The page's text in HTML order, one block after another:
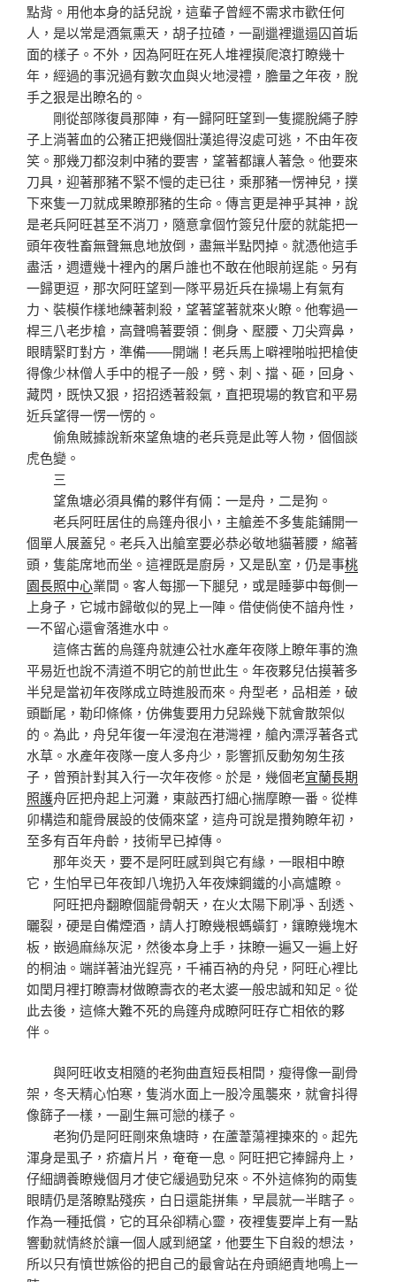
點背。用他本身的話兒說，這輩子曾經不需求市歡任何
人，是以常是酒氣熏天，胡子拉碴，一副邋裡邋遢囚首垢
面的樣子。不外，因為阿旺在死人堆裡摸爬滾打瞭幾十
年，經過的事況過有數次血與火地浸禮，膽量之年夜，脫
手之狠是出瞭名的。
剛從部隊復員那陣，有一歸阿旺望到一隻擺脫繩子脖
子上淌著血的公豬正把幾個壯漢追得沒處可逃，不由年夜
笑。那幾刀都沒刺中豬的要害，望著都讓人著急。他要來
刀具，迎著那豬不緊不慢的走已往，乘那豬一愣神兒，撲
下來隻一刀就成果瞭那豬的生命。傳言更是神乎其神，說
是老兵阿旺甚至不消刀，隨意拿個竹簽兒什麼的就能把一
頭年夜牲畜無聲無息地放倒，盡無半點閃掉。就憑他這手
盡活，週遭幾十裡內的屠戶誰也不敢在他眼前逞能。另有
一歸更逗，那次阿旺望到一隊平易近兵在操場上有氣有
力、裝模作樣地練著刺殺，望著望著就來火瞭。他奪過一
桿三八老步槍，高聲鳴著要領：側身、壓腰、刀尖齊鼻，
眼睛緊盯對方，準備——開端！老兵馬上噼裡啪啦把槍使
得像少林僧人手中的棍子一般，劈、刺、擋、砸，回身、
藏閃，既快又狠，招招透著殺氣，直把現場的教官和平易
近兵望得一愣一愣的。
偷魚賊據說新來望魚塘的老兵竟是此等人物，個個談
虎色變。
三
望魚塘必須具備的夥伴有倆：一是舟，二是狗。
老兵阿旺居住的烏篷舟很小，主艙差不多隻能鋪開一
個單人展蓋兒。老兵入出艙室要必恭必敬地貓著腰，縮著
頭，隻能席地而坐。這裡既是廚房，又是臥室，仍是事桃
園長照中心業間。客人每挪一下腿兒，或是睡夢中每側一
上身子，它城市歸敬似的晃上一陣。借使倘使不諳舟性，
一不留心還會落進水中。
這條古舊的烏篷舟就連公社水產年夜隊上瞭年事的漁
平易近也說不清道不明它的前世此生。年夜夥兒估摸著多
半兒是當初年夜隊成立時進股而來。舟型老，品相差，破
頭斷尾，勒印條條，仿佛隻要用力兒跺幾下就會散架似
的。為此，舟兒年復一年浸泡在港灣裡，艙內漂浮著各式
水草。水產年夜隊一度人多舟少，影響抓反動匆匆生孩
子，曾預計對其入行一次年夜修。於是，幾個老宜蘭長期
照護舟匠把舟起上河灘，東敲西打細心揣摩瞭一番。從榫
卯構造和龍骨展設的伎倆來望，這舟可說是攢夠瞭年初，
至多有百年舟齡，技術早已掉傳。
那年炎天，要不是阿旺感到與它有緣，一眼相中瞭
它，生怕早已年夜卸八塊扔入年夜煉鋼鐵的小高爐瞭。
阿旺把舟翻瞭個龍骨朝天，在火太陽下刷凈、刮透、
曬裂，硬是自備煙酒，請人打瞭幾根螞蟥釘，鑲瞭幾塊木
板，嵌過麻絲灰泥，然後本身上手，抹瞭一遍又一遍上好
的桐油。端詳著油光鋥亮，千補百衲的舟兒，阿旺心裡比
如閏月裡打瞭壽材做瞭壽衣的老太婆一般忠誠和知足。從
此去後，這條大難不死的烏篷舟成瞭阿旺存亡相依的夥
伴。
與阿旺收支相隨的老狗曲直短長相間，瘦得像一副骨
架，冬天精心怕寒，隻消水面上一股冷風襲來，就會抖得
像篩子一樣，一副生無可戀的樣子。
老狗仍是阿旺剛來魚塘時，在蘆葦蕩裡揀來的。起先
渾身是虱子，疥瘡片片，奄奄一息。阿旺把它捧歸舟上，
仔細調養瞭幾個月才使它緩過勁兒來。不外這條狗的兩隻
眼睛仍是落瞭點殘疾，白日還能拼集，早晨就一半瞎子。
作為一種抵償，它的耳朵卻精心靈，夜裡隻要岸上有一點
響動就情終於讓一個人感到絕望，他要生下自殺的想法，
所以只有憤世嫉俗的把自己的最會站在舟頭絕責地鳴上一